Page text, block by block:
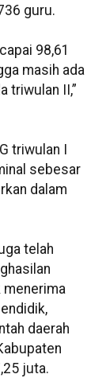
guru.
98,61
masih ada
triwulan II,”
triwulan I
sebesar
dalam
telah
menerima
daerah
juta.